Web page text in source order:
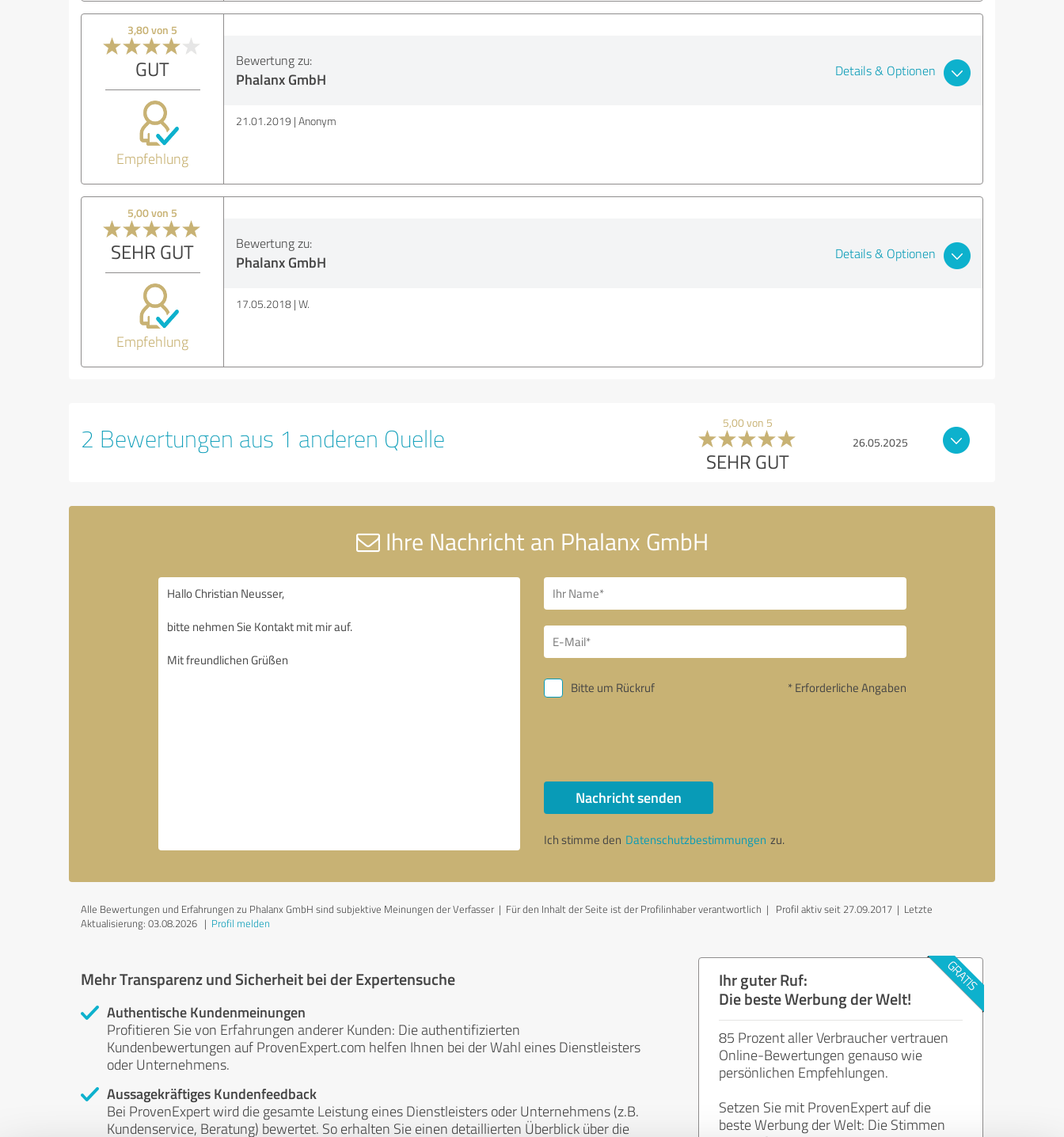
3,80 von 5
GUT
Empfehlung
Bewertung zu:
Phalanx GmbH Details & Optionen
21.01.2019 Anonym
5,00 von 5
SEHR GUT
Empfehlung
Bewertung zu:
Phalanx GmbH Details & Optionen
17.05.2018 W.
2 Bewertungen aus 1 anderen Quelle 5,00 von 5
SEHR GUT
26.05.2025
Ihre Nachricht an Phalanx GmbH
Bitte um Rückruf * Erforderliche Angaben
Nachricht senden
Ich stimme den Datenschutzbestimmungen zu.
Alle Bewertungen und Erfahrungen zu Phalanx GmbH sind subjektive Meinungen der Verfasser | Für den Inhalt der Seite ist der Profilinhaber verantwortlich | Profil aktiv seit 27.09.2017 | Letzte
Aktualisierung: 03.08.2026 | Profil melden
Mehr Transparenz und Sicherheit bei der Expertensuche
Authentische Kundenmeinungen
Profitieren Sie von Erfahrungen anderer Kunden: Die authentifizierten
Kundenbewertungen auf ProvenExpert.com helfen Ihnen bei der Wahl eines Dienstleisters
oder Unternehmens.
Aussagekräftiges Kundenfeedback
Bei ProvenExpert wird die gesamte Leistung eines Dienstleisters oder Unternehmens (z.B.
Kundenservice, Beratung) bewertet. So erhalten Sie einen detaillierten Überblick über die
Ihr guter Ruf:
Die beste Werbung der Welt!
85 Prozent aller Verbraucher vertrauen
Online-Bewertungen genauso wie
persönlichen Empfehlungen.
Setzen Sie mit ProvenExpert auf die
beste Werbung der Welt: Die Stimmen